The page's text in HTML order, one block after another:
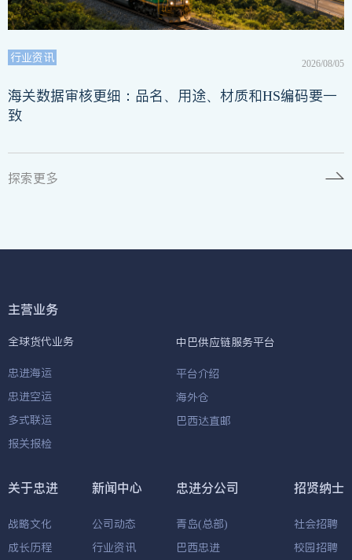
2026/08/05
行业资讯
海关数据审核更细：品名、用途、材质和HS编码要一
致
探索更多
主营业务
全球货代业务
忠进海运
忠进空运
多式联运
报关报检
中巴供应链服务平台
平台介绍
海外仓
巴西达直邮
关于忠进
战略文化
成长历程
新闻中心
公司动态
行业资讯
忠进分公司
青岛(总部)
巴西忠进
招贤纳士
社会招聘
校园招聘